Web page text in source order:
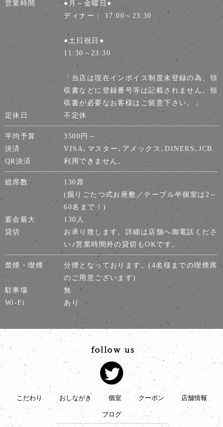
営業時間
●月～金曜日●
ディナー： 17:00～23:30
●土日祝日●
11:30～23:30
「当店は現在インボイス制度未登録の為、領
収書などに登録番号等は記載されません。領
収書が必要なお客様はご留意下さい。」
定休日
不定休
平均予算
3500円～
決済
VISA､マスター､アメックス､DINERS､JCB
QR決済
利用できません。
総席数
130席
(掘りごたつ式お座敷／テーブル半個室は2～
60名まで！)
宴会最大
130人
貸切
お承り致します。詳細は店舗へ御電話くださ
い♪営業時間外の貸切もOKです。
禁煙・喫煙
分煙となっております。(4名様までの喫煙席
のご用意ございます)
駐車場
無
Wi-Fi
あり
こだわり おしながき 個室 クーポン 店舗情報
ブログ